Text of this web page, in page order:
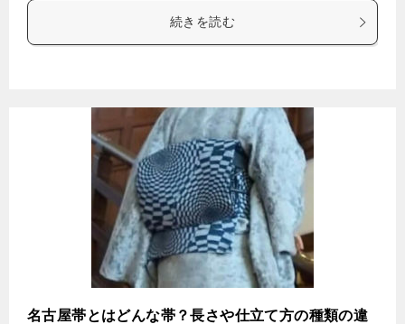
続きを読む
名古屋帯とはどんな帯？長さや仕立て方の種類の違